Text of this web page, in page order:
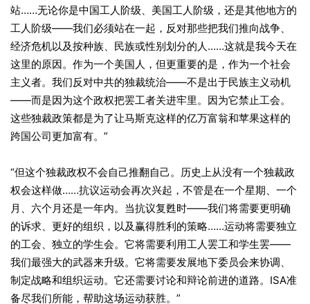
站……无论你是中国工人阶级、美国工人阶级，还是其他地方的
工人阶级——我们必须站在一起，反对那些把我们推向战争、
经济危机以及按种族、民族或性别划分的人……这就是我今天在
这里的原因。作为一个美国人，但更重要的是，作为一个社会
主义者。我们反对中共的独裁统治——不是出于民族主义动机
——而是因为这个政权把罢工者关进牢里。因为它禁止工会。
这些独裁政策都是为了让马斯克这样的亿万富翁和苹果这样的
跨国公司更加富有。”
“但这个独裁政权不会自己推翻自己。历史上从没有一个独裁政
权会这样做……抗议运动会再次兴起，不管是在一个星期、一个
月、六个月还是一年内。当抗议复甦时——我们将需要更明确
的诉求、更好的组织，以及赢得胜利的策略……运动将需要独立
的工会、独立的学生会。它将需要利用工人罢工和学生罢——
我们最强大的武器来升级。它将需要发展地下委员会来协调、
制定战略和组织运动。它还需要讨论和辩论前进的道路。ISA准
备尽我们所能，帮助这场运动获胜。”